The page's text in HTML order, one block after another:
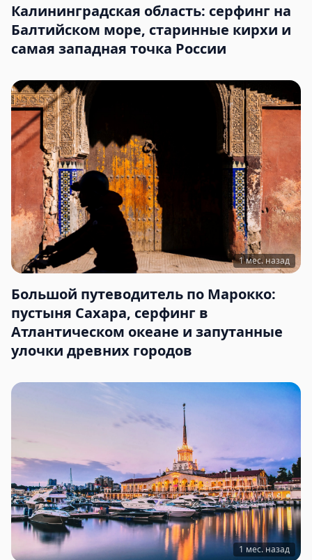
Калининградская область: серфинг на
Балтийском море, старинные кирхи и
самая западная точка России
1 мес. назад
Большой путеводитель по Марокко:
пустыня Сахара, серфинг в
Атлантическом океане и запутанные
улочки древних городов
1 мес. назад